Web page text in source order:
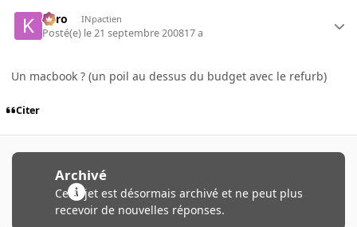
kyro INpactien
Posté(e) le 21 septembre 200817 a
Un macbook ? (un poil au dessus du budget avec le refurb)
Citer
Archivé
Ce sujet est désormais archivé et ne peut plus
recevoir de nouvelles réponses.